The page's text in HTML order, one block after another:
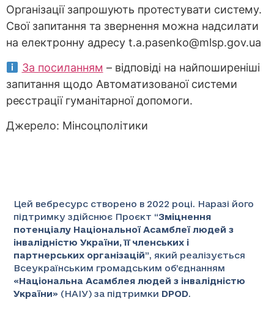
Організації запрошують протестувати систему.
Свої запитання та звернення можна надсилати
на електронну адресу t.a.pasenko@mlsp.gov.ua
За посиланням – відповіді на найпоширеніші
запитання щодо Автоматизованої системи
реєстрації гуманітарної допомоги.
Джерело: Мінсоцполітики
Цей вебресурс створено в 2022 році. Наразі його
підтримку здійснює Проєкт “Зміцнення
потенціалу Національної Асамблеї людей з
інвалідністю України, її членських і
партнерських організацій”, який реалізується
Всеукраїнським громадським об’єднанням
«Національна Асамблея людей з інвалідністю
України» (НАІУ) за підтримки DPOD.